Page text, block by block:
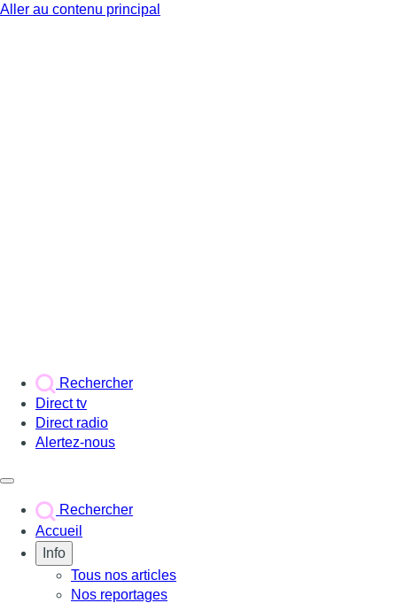
Aller au contenu principal
Rechercher
Direct tv
Direct radio
Alertez-nous
Rechercher
Accueil
Info
Tous nos articles
Nos reportages